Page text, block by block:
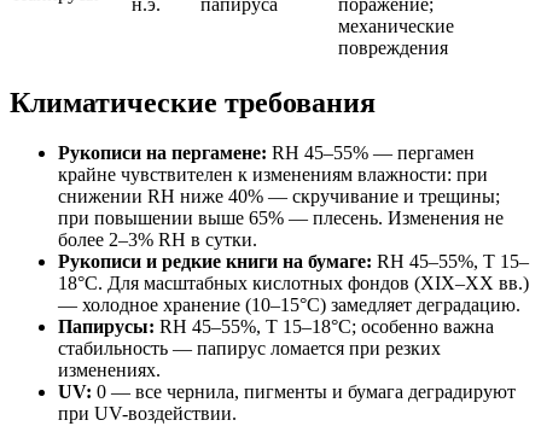
механические
повреждения
Климатические требования
Рукописи на пергамене: RH 45–55% — пергамен
крайне чувствителен к изменениям влажности: при
снижении RH ниже 40% — скручивание и трещины;
при повышении выше 65% — плесень. Изменения не
более 2–3% RH в сутки.
Рукописи и редкие книги на бумаге: RH 45–55%, T 15–
18°С. Для масштабных кислотных фондов (XIX–XX вв.)
— холодное хранение (10–15°С) замедляет деградацию.
Папирусы: RH 45–55%, T 15–18°С; особенно важна
стабильность — папирус ломается при резких
изменениях.
UV: 0 — все чернила, пигменты и бумага деградируют
при UV-воздействии.